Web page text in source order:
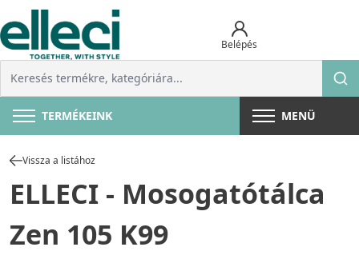
Belépés
TERMÉKEINK MENÜ
Vissza a listához
ELLECI - Mosogatótálca
Zen 105 K99